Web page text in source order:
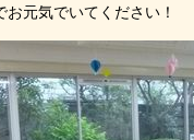
お元気でいてください！